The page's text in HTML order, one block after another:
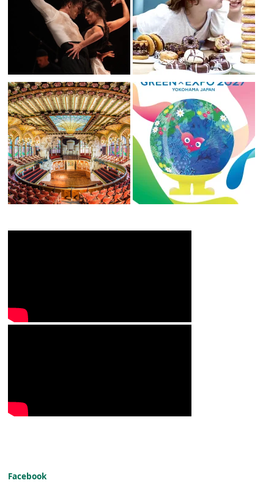
Facebook